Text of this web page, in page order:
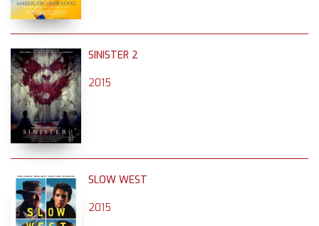
SINISTER 2
2015
SLOW WEST
2015